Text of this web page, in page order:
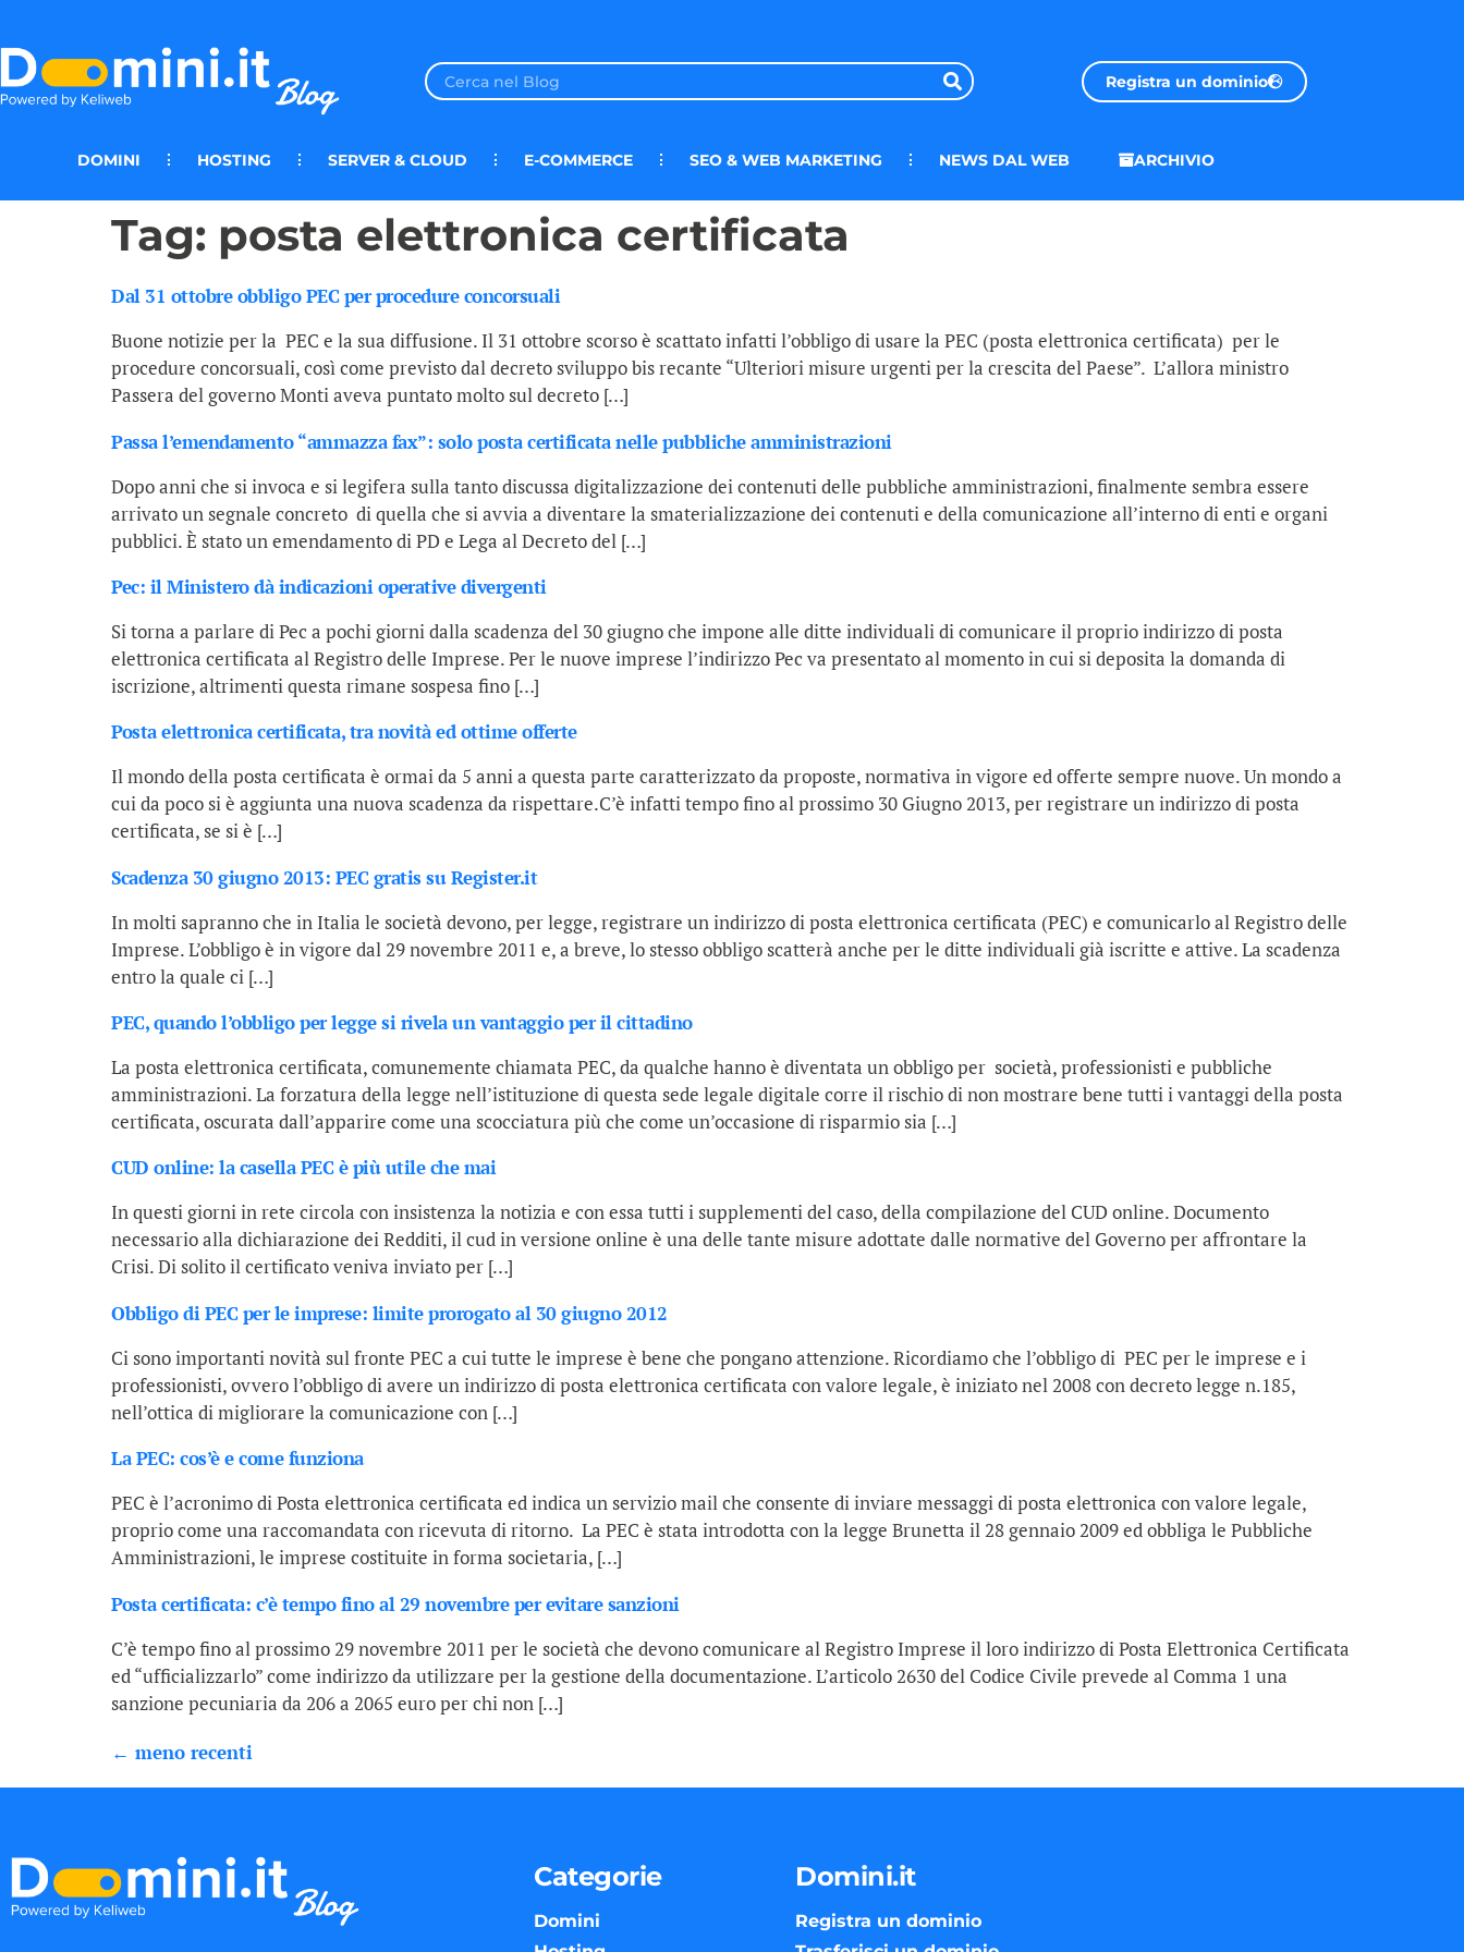
Registra un dominio
DOMINI HOSTING SERVER & CLOUD E-COMMERCE SEO & WEB MARKETING NEWS DAL WEB ARCHIVIO
Tag: posta elettronica certificata
Dal 31 ottobre obbligo PEC per procedure concorsuali
Buone notizie per la PEC e la sua diffusione. Il 31 ottobre scorso è scattato infatti l’obbligo di usare la PEC (posta elettronica certificata) per le
procedure concorsuali, così come previsto dal decreto sviluppo bis recante “Ulteriori misure urgenti per la crescita del Paese”. L’allora ministro
Passera del governo Monti aveva puntato molto sul decreto […]
Passa l’emendamento “ammazza fax”: solo posta certificata nelle pubbliche amministrazioni
Dopo anni che si invoca e si legifera sulla tanto discussa digitalizzazione dei contenuti delle pubbliche amministrazioni, finalmente sembra essere
arrivato un segnale concreto di quella che si avvia a diventare la smaterializzazione dei contenuti e della comunicazione all’interno di enti e organi
pubblici. È stato un emendamento di PD e Lega al Decreto del […]
Pec: il Ministero dà indicazioni operative divergenti
Si torna a parlare di Pec a pochi giorni dalla scadenza del 30 giugno che impone alle ditte individuali di comunicare il proprio indirizzo di posta
elettronica certificata al Registro delle Imprese. Per le nuove imprese l’indirizzo Pec va presentato al momento in cui si deposita la domanda di
iscrizione, altrimenti questa rimane sospesa fino […]
Posta elettronica certificata, tra novità ed ottime offerte
Il mondo della posta certificata è ormai da 5 anni a questa parte caratterizzato da proposte, normativa in vigore ed offerte sempre nuove. Un mondo a
cui da poco si è aggiunta una nuova scadenza da rispettare.C’è infatti tempo fino al prossimo 30 Giugno 2013, per registrare un indirizzo di posta
certificata, se si è […]
Scadenza 30 giugno 2013: PEC gratis su Register.it
In molti sapranno che in Italia le società devono, per legge, registrare un indirizzo di posta elettronica certificata (PEC) e comunicarlo al Registro delle
Imprese. L’obbligo è in vigore dal 29 novembre 2011 e, a breve, lo stesso obbligo scatterà anche per le ditte individuali già iscritte e attive. La scadenza
entro la quale ci […]
PEC, quando l’obbligo per legge si rivela un vantaggio per il cittadino
La posta elettronica certificata, comunemente chiamata PEC, da qualche hanno è diventata un obbligo per società, professionisti e pubbliche
amministrazioni. La forzatura della legge nell’istituzione di questa sede legale digitale corre il rischio di non mostrare bene tutti i vantaggi della posta
certificata, oscurata dall’apparire come una scocciatura più che come un’occasione di risparmio sia […]
CUD online: la casella PEC è più utile che mai
In questi giorni in rete circola con insistenza la notizia e con essa tutti i supplementi del caso, della compilazione del CUD online. Documento
necessario alla dichiarazione dei Redditi, il cud in versione online è una delle tante misure adottate dalle normative del Governo per affrontare la
Crisi. Di solito il certificato veniva inviato per […]
Obbligo di PEC per le imprese: limite prorogato al 30 giugno 2012
Ci sono importanti novità sul fronte PEC a cui tutte le imprese è bene che pongano attenzione. Ricordiamo che l’obbligo di PEC per le imprese e i
professionisti, ovvero l’obbligo di avere un indirizzo di posta elettronica certificata con valore legale, è iniziato nel 2008 con decreto legge n.185,
nell’ottica di migliorare la comunicazione con […]
La PEC: cos’è e come funziona
PEC è l’acronimo di Posta elettronica certificata ed indica un servizio mail che consente di inviare messaggi di posta elettronica con valore legale,
proprio come una raccomandata con ricevuta di ritorno. La PEC è stata introdotta con la legge Brunetta il 28 gennaio 2009 ed obbliga le Pubbliche
Amministrazioni, le imprese costituite in forma societaria, […]
Posta certificata: c’è tempo fino al 29 novembre per evitare sanzioni
C’è tempo fino al prossimo 29 novembre 2011 per le società che devono comunicare al Registro Imprese il loro indirizzo di Posta Elettronica Certificata
ed “ufficializzarlo” come indirizzo da utilizzare per la gestione della documentazione. L’articolo 2630 del Codice Civile prevede al Comma 1 una
sanzione pecuniaria da 206 a 2065 euro per chi non […]
← meno recenti
Categorie
Domini
Domini.it
Registra un dominio